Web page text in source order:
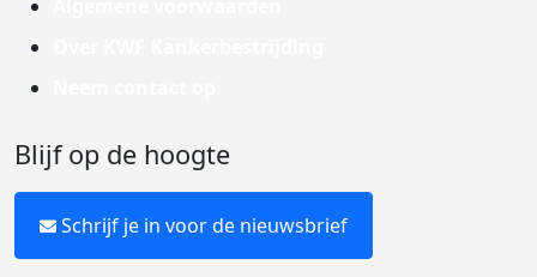
Blijf op de hoogte
Schrijf je in voor de nieuwsbrief